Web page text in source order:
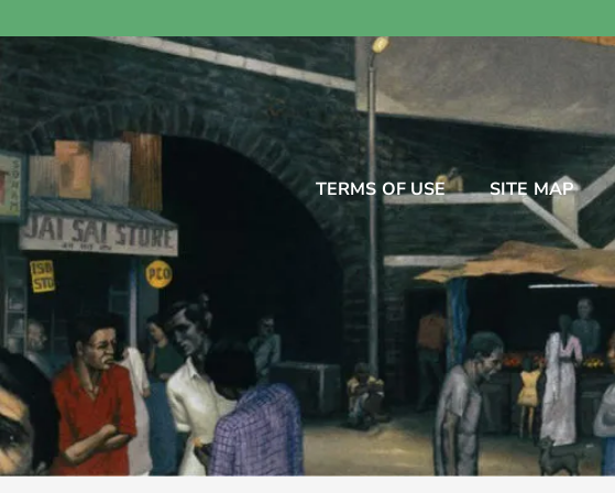
TERMS OF USE SITE MAP